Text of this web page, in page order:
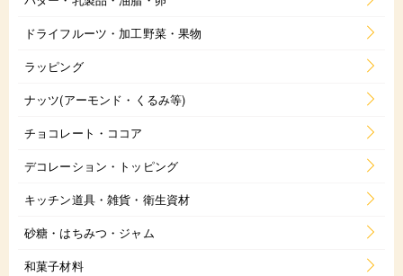
ドライフルーツ・加工野菜・果物
ラッピング
ナッツ(アーモンド・くるみ等)
チョコレート・ココア
デコレーション・トッピング
キッチン道具・雑貨・衛生資材
砂糖・はちみつ・ジャム
和菓子材料